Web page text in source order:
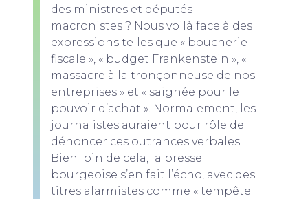
des ministres et députés
macronistes ? Nous voilà face à des
expressions telles que « boucherie
fiscale », « budget Frankenstein », «
massacre à la tronçonneuse de nos
entreprises » et « saignée pour le
pouvoir d’achat ». Normalement, les
journalistes auraient pour rôle de
dénoncer ces outrances verbales.
Bien loin de cela, la presse
bourgeoise s’en fait l’écho, avec des
titres alarmistes comme « tempête